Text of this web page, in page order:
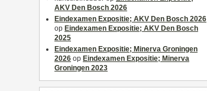
AKV Den Bosch 2026
Eindexamen Expositie; AKV Den Bosch 2026
op Eindexamen Expositie; AKV Den Bosch
2025
Eindexamen Expositie; Minerva Groningen
2026 op Eindexamen Expositie; Minerva
Groningen 2023